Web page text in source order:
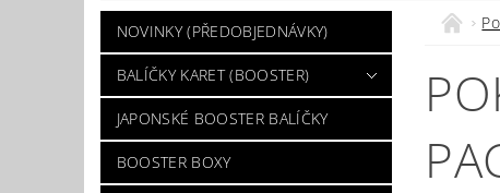
POKÉMON BOX SETY
TINKY/DÁRKOVÉ
VÝKUP POKÉMON KARET
DÁRKOVÝ
NOVINKY (PŘEDOBJEDNÁVKY)
BALÍČKY KARET (BOOSTER)
JAPONSKÉ BOOSTER BALÍČKY
BOOSTER BOXY